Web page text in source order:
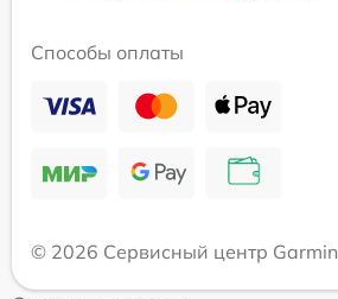
Способы оплаты
© 2026 Сервисный центр Garmin